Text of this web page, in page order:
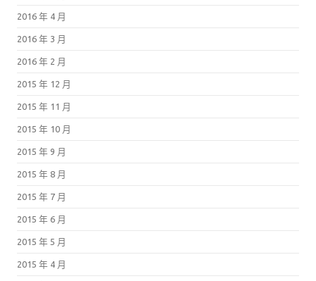
2016 年 4 月
2016 年 3 月
2016 年 2 月
2015 年 12 月
2015 年 11 月
2015 年 10 月
2015 年 9 月
2015 年 8 月
2015 年 7 月
2015 年 6 月
2015 年 5 月
2015 年 4 月